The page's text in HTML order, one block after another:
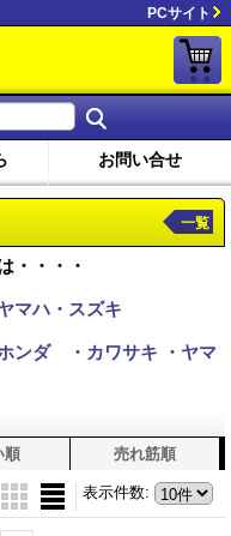
PCサイト
お問い合せ
・・・・
マハ・スズキ
ンダ ・カワサキ
・ヤマ
一覧
順 売れ筋順
表示件数: